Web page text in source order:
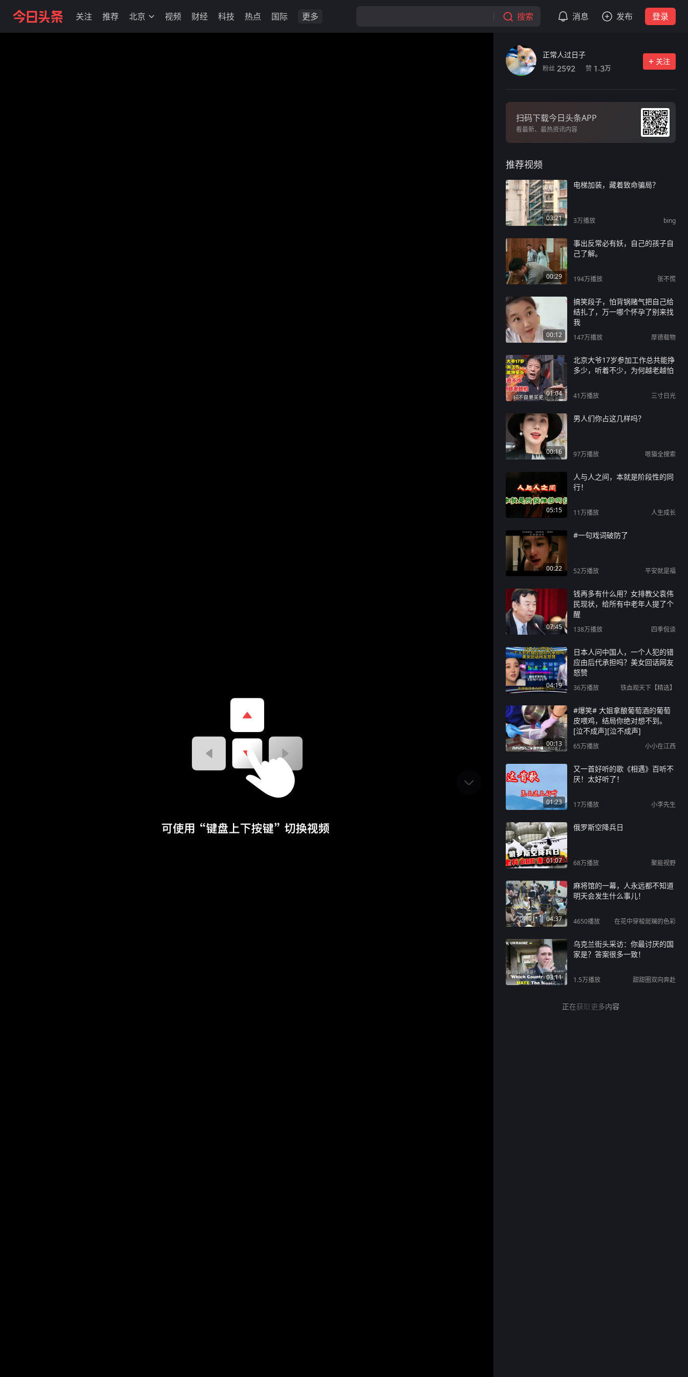
关注 推荐 北京 视频 财经 科技 热点 国际 更多 搜索 消息 发布 登录
正常人过日子
粉丝 2592 赞 1.3万
关注
扫码下载今日头条APP
看最新、最热资讯内容
推荐视频
03:21
电梯加装，藏着致命骗局？
3万播放 bing
00:29
事出反常必有妖，自己的孩子自
己了解。
194万播放 张不慌
00:12
搞笑段子，怕背锅赌气把自己给
结扎了，万一哪个怀孕了别来找
我
147万播放 厚德载物
01:04
北京大爷17岁参加工作总共能挣
多少，听着不少，为何越老越怕
41万播放 三寸日光
00:16
男人们你占这几样吗？
97万播放 哏猫全搜索
05:15
人与人之间，本就是阶段性的同
行！
11万播放 人生成长
00:22
#一句戏词破防了
52万播放 平安就是福
07:45
钱再多有什么用？女排教父袁伟
民现状，给所有中老年人提了个
醒
138万播放 四季侃谈
04:19
日本人问中国人，一个人犯的错
应由后代承担吗？美女回话网友
怒赞
36万播放 铁血观天下【精选】
00:13
#爆笑# 大姐拿酿葡萄酒的葡萄
皮喂鸡，结局你绝对想不到。
[泣不成声][泣不成声]
65万播放 小小在江西
01:23
又一首好听的歌《相遇》百听不
厌！太好听了！
17万播放 小李先生
01:07
俄罗斯空降兵日
68万播放 聚能视野
04:37
麻将馆的一幕，人永远都不知道
明天会发生什么事儿！
4650播放 在花中穿梭斑斓的色彩
03:11
乌克兰街头采访：你最讨厌的国
家是？答案很多一致！
1.5万播放 甜甜圈双向奔赴
正在获取更多内容